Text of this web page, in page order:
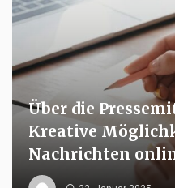
Über die
Kreative
Nachrichten